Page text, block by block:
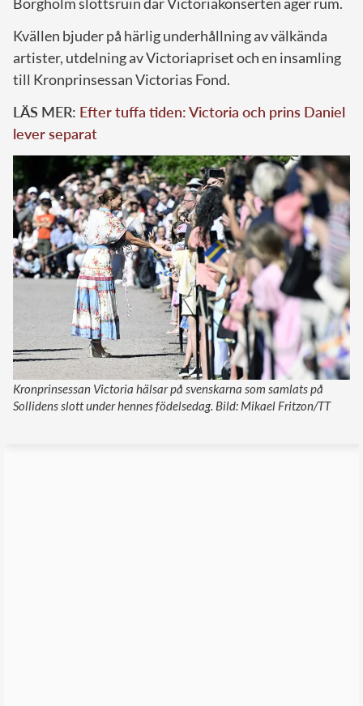
Kvällen bjuder på härlig underhållning av välkända
artister, utdelning av Victoriapriset och en insamling
till Kronprinsessan Victorias Fond.
LÄS MER: Efter tuffa tiden: Victoria och prins Daniel
lever separat
Kronprinsessan Victoria hälsar på svenskarna som samlats på
Sollidens slott under hennes födelsedag. Bild: Mikael Fritzon/TT